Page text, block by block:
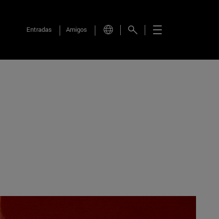
Entradas Amigos